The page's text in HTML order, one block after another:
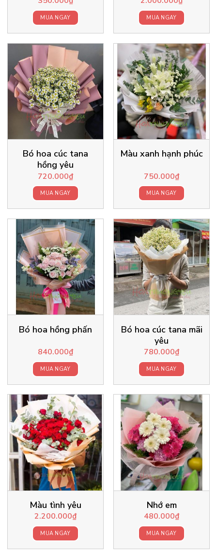
MUA NGAY MUA NGAY
Bó hoa cúc tana
hồng yêu
720.000₫
MUA NGAY
Màu xanh hạnh phúc
750.000₫
MUA NGAY
Bó hoa hồng phấn
840.000₫
MUA NGAY
Bó hoa cúc tana mãi
yêu
780.000₫
MUA NGAY
Màu tình yêu
2.200.000₫
MUA NGAY
Nhớ em
480.000₫
MUA NGAY